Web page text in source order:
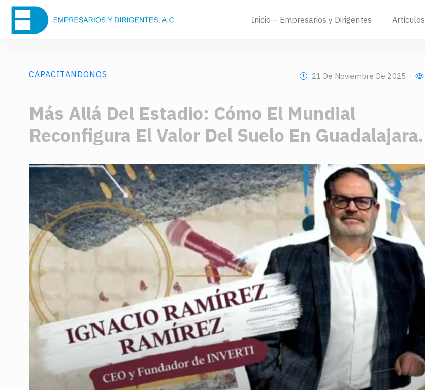
Inicio – Empresarios y Dirigentes Artículos
CAPACITANDONOS 21 De Noviembre De 2025
Más Allá Del Estadio: Cómo El Mundial
Reconfigura El Valor Del Suelo En Guadalajara.